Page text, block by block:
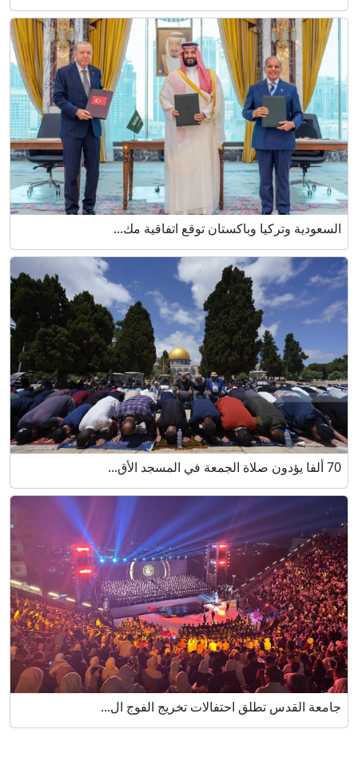
السعودية وتركيا وباكستان توقع اتفاقية مك...
70 ألفا يؤدون صلاة الجمعة في المسجد الأق...
جامعة القدس تطلق احتفالات تخريج الفوج ال...